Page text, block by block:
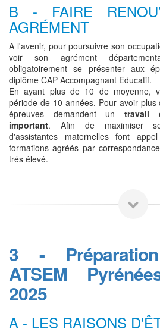
B - FAIRE
AGRÉMENT
A l'avenir, pour poursuivre son
voir son agrément
obligatoirement se présenter aux
diplôme CAP Accompagnant Educatif.
En ayant plus de 10 de moyenne,
période de 10 années. Pour avoir
épreuves demandent un travail
important. Afin de maximiser
d'assistantes maternelles font
formations agréés par
trés élevé.
3 -
ATSEM
2025
A - LES RAISONS